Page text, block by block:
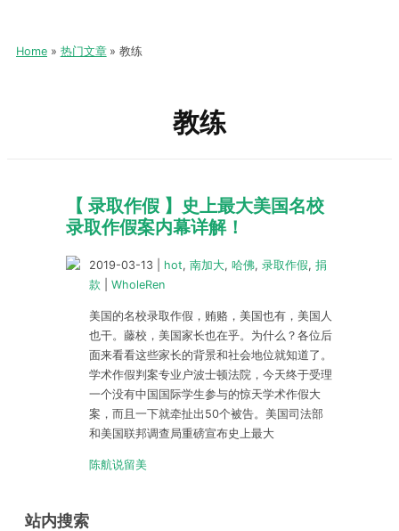
Home 热门文章 教练
教练
【 录取作假 】史上最大美国名校
录取作假案内幕详解！
2019-03-13 hot, 南加大, 哈佛, 录取作假, 捐
款
WholeRen
美国的名校录取作假，贿赂，美国也有，美国人
也干。藤校，美国家长也在乎。为什么？各位后
面来看看这些家长的背景和社会地位就知道了。
学术作假判案专业户波士顿法院，今天终于受理
一个没有中国国际学生参与的惊天学术作假大
案，而且一下就牵扯出50个被告。美国司法部
和美国联邦调查局重磅宣布史上最大
陈航说留美
站内搜索